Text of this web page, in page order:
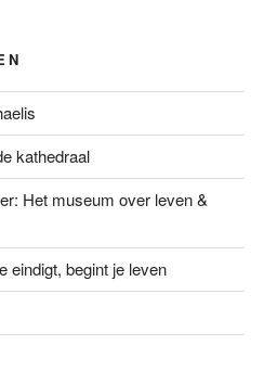
kathedraal
Het museum over leven &
eindigt, begint je leven